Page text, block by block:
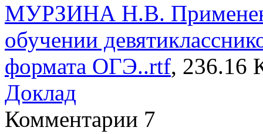
МУРЗИНА Н.В.
обучении
формата ОГЭ..rtf, 236.16
Доклад
Комментарии 7